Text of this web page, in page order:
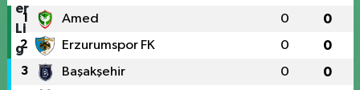
1 Amed 0 0
2 Erzurumspor FK 0 0
3 Başakşehir 0 0